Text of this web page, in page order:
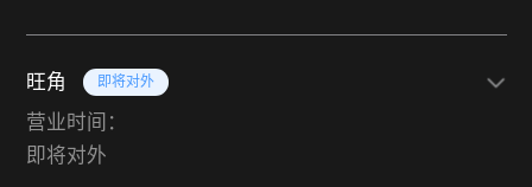
旺角 即将对外
营业时间：
即将对外